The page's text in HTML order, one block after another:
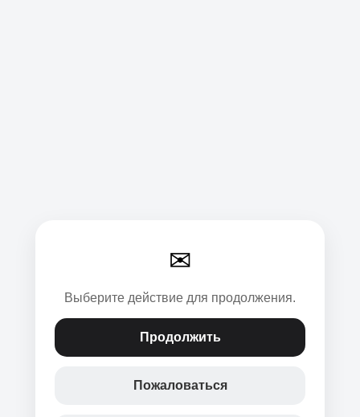
✉
Выберите действие для продолжения.
Продолжить
Пожаловаться